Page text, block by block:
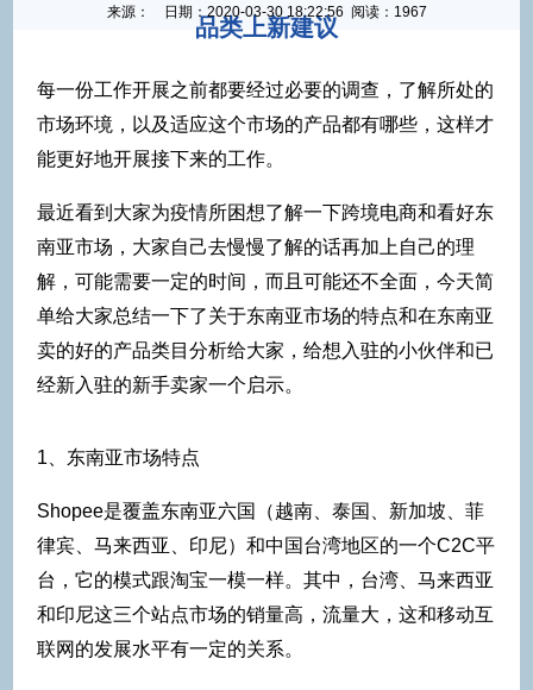
品类上新建议
来源： 日期： 2020-03-30 18:22:56 阅读：1967
每一份工作开展之前都要经过必要的调查，了解所处的
市场环境，以及适应这个市场的产品都有哪些，这样才
能更好地开展接下来的工作。
最近看到大家为疫情所困想了解一下跨境电商和看好东
南亚市场，大家自己去慢慢了解的话再加上自己的理
解，可能需要一定的时间，而且可能还不全面，今天简
单给大家总结一下了关于东南亚市场的特点和在东南亚
卖的好的产品类目分析给大家，给想入驻的小伙伴和已
经新入驻的新手卖家一个启示。
1、东南亚市场特点
Shopee是覆盖东南亚六国（越南、泰国、新加坡、菲
律宾、马来西亚、印尼）和中国台湾地区的一个C2C平
台，它的模式跟淘宝一模一样。其中，台湾、马来西亚
和印尼这三个站点市场的销量高，流量大，这和移动互
联网的发展水平有一定的关系。